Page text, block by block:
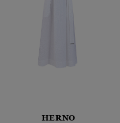
HERNO